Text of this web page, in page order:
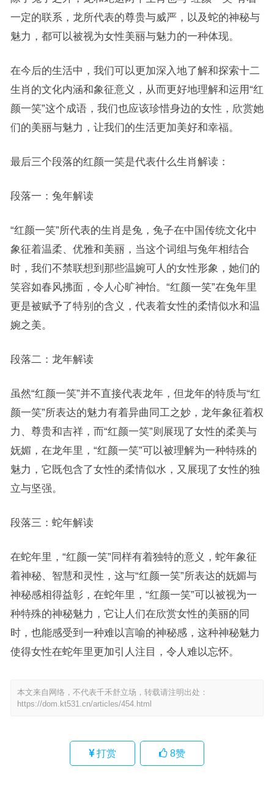
一定的联系，龙所代表的尊贵与威严，以及蛇的神秘与
魅力，都可以被视为女性美丽与魅力的一种体现。
在今后的生活中，我们可以更加深入地了解和探索十二
生肖的文化内涵和象征意义，从而更好地理解和运用“红
颜一笑”这个成语，我们也应该珍惜身边的女性，欣赏她
们的美丽与魅力，让我们的生活更加美好和幸福。
最后三个段落的红颜一笑是代表什么生肖解读：
段落一：兔年解读
“红颜一笑”所代表的生肖是兔，兔子在中国传统文化中
象征着温柔、优雅和美丽，当这个词组与兔年相结合
时，我们不禁联想到那些温婉可人的女性形象，她们的
笑容如春风拂面，令人心旷神怡。“红颜一笑”在兔年里
更是被赋予了特别的含义，代表着女性的柔情似水和温
婉之美。
段落二：龙年解读
虽然“红颜一笑”并不直接代表龙年，但龙年的特质与“红
颜一笑”所表达的魅力有着异曲同工之妙，龙年象征着权
力、尊贵和吉祥，而“红颜一笑”则展现了女性的柔美与
妩媚，在龙年里，“红颜一笑”可以被理解为一种特殊的
魅力，它既包含了女性的柔情似水，又展现了女性的独
立与坚强。
段落三：蛇年解读
在蛇年里，“红颜一笑”同样有着独特的意义，蛇年象征
着神秘、智慧和灵性，这与“红颜一笑”所表达的妩媚与
神秘感相得益彰，在蛇年里，“红颜一笑”可以被视为一
种特殊的神秘魅力，它让人们在欣赏女性的美丽的同
时，也能感受到一种难以言喻的神秘感，这种神秘魅力
使得女性在蛇年里更加引人注目，令人难以忘怀。
本文来自网络，不代表千禾舒立场，转载请注明出处：
https://dom.kt531.cn/articles/454.html
打赏 8赞